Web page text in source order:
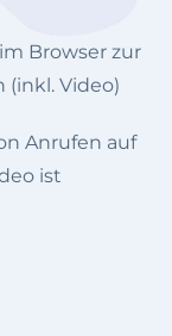
Browser zur
(inkl. Video)
Anrufen auf
ist